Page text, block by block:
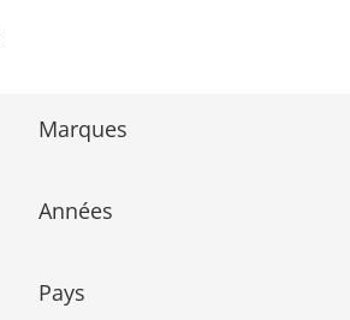
Marques
Années
Pays